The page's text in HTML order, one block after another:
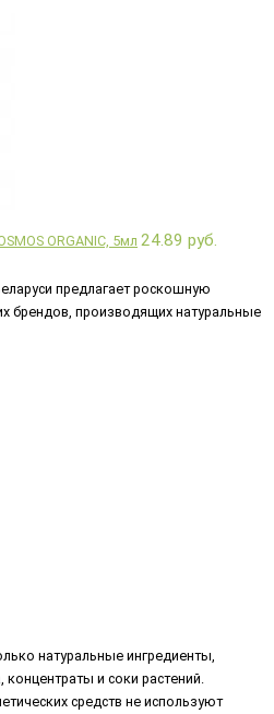
ORGANIC, 5мл 24.89 руб.
предлагает роскошную
брендов, производящих натуральные
натуральные ингредиенты,
и соки растений.
средств не используют